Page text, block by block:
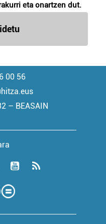
eta onartzen dut.
00 56
– BEASAIN